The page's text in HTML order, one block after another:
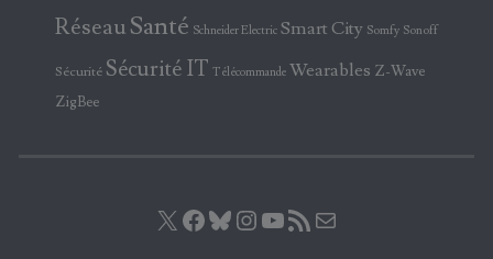
RéseauSanté Schneider Electric Smart City Somfy Sonoff
Sécurité Sécurité IT Télécommande Wearables Z-Wave
ZigBee
X Facebook
Bluesky
Instagram
YouTube
Flux RSS